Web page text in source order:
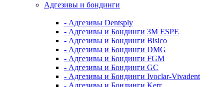
Адгезивы и бондинги
- Адгезивы Dentsply
- Адгезивы и Бондинги 3M ESPE
- Адгезивы и Бондинги Bisico
- Адгезивы и Бондинги DMG
- Адгезивы и Бондинги FGM
- Адгезивы и Бондинги GC
- Адгезивы и Бондинги Ivoclar-Vivadent